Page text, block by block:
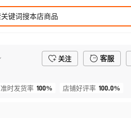
关注 客服
准时发货率 100% 店铺好评率 100.0%